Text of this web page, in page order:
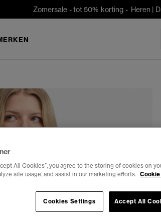
Zomersale - tot 50% korting - Heren |
All Cookies”, you agree to the storing of cookies on
site usage, and assist in our marketing efforts.
Cookies Settings Accept All